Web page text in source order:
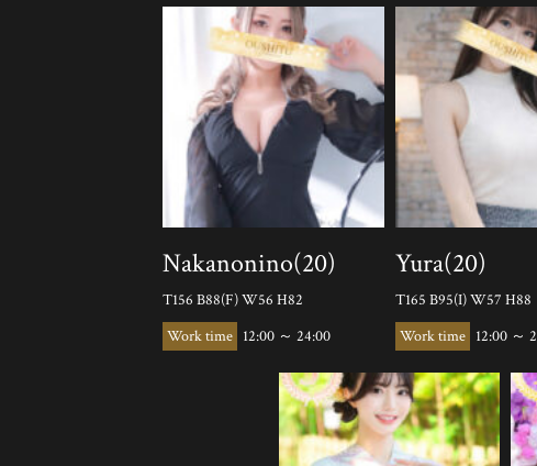
Nakanonino(20)
T156 B88(F) W56 H82
12:00 ～ 24:00
Yura(20)
T165 B95(I) W57 H88
12:00 ～